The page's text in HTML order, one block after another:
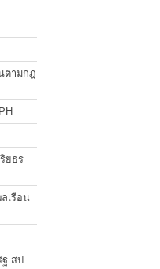
ตามกฎ
ยธร
เรือน
สป.